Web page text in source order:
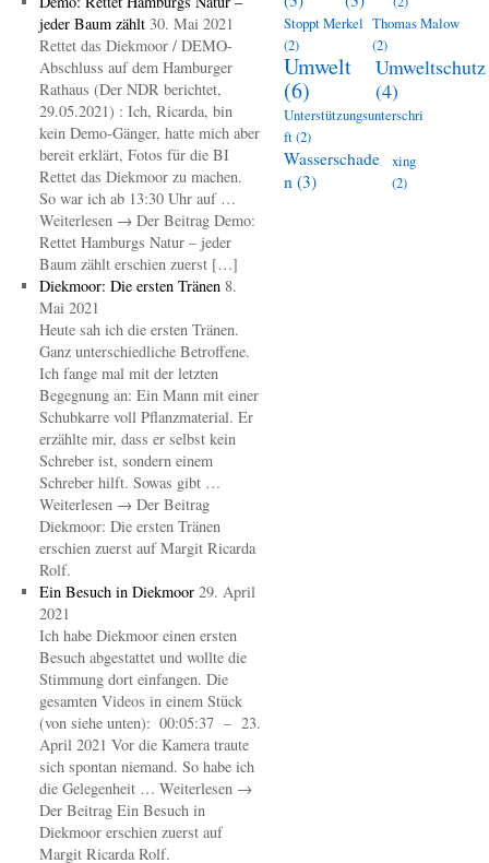
jeder Baum zählt 30. Mai 2021
Rettet das Diekmoor / DEMO-
Abschluss auf dem Hamburger
Rathaus (Der NDR berichtet,
29.05.2021) : Ich, Ricarda, bin
kein Demo-Gänger, hatte mich aber
bereit erklärt, Fotos für die BI
Rettet das Diekmoor zu machen.
So war ich ab 13:30 Uhr auf …
Weiterlesen → Der Beitrag Demo:
Rettet Hamburgs Natur – jeder
Baum zählt erschien zuerst […]
Diekmoor: Die ersten Tränen 8.
Mai 2021
Heute sah ich die ersten Tränen.
Ganz unterschiedliche Betroffene.
Ich fange mal mit der letzten
Begegnung an: Ein Mann mit einer
Schubkarre voll Pflanzmaterial. Er
erzählte mir, dass er selbst kein
Schreber ist, sondern einem
Schreber hilft. Sowas gibt …
Weiterlesen → Der Beitrag
Diekmoor: Die ersten Tränen
erschien zuerst auf Margit Ricarda
Rolf.
Ein Besuch in Diekmoor 29. April
2021
Ich habe Diekmoor einen ersten
Besuch abgestattet und wollte die
Stimmung dort einfangen. Die
gesamten Videos in einem Stück
(von siehe unten): 00:05:37 – 23.
April 2021 Vor die Kamera traute
sich spontan niemand. So habe ich
die Gelegenheit … Weiterlesen →
Der Beitrag Ein Besuch in
Diekmoor erschien zuerst auf
Margit Ricarda Rolf.
Stoppt Merkel
(2)
Thomas Malow
(2)
Umwelt
(6)
Umweltschutz
(4)
Unterstützungsunterschri
ft(2)
Wasserschade
n (3)
xing
(2)